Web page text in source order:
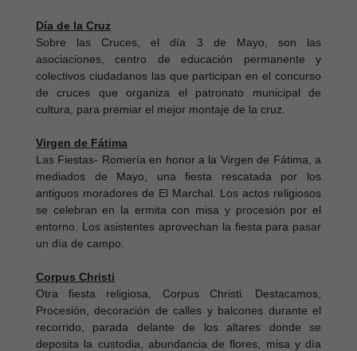
Día de la Cruz
Sobre las Cruces, el día 3 de Mayo, son las
asociaciones, centro de educación permanente y
colectivos ciudadanos las que participan en el concurso
de cruces que organiza el patronato municipal de
cultura, para premiar el mejor montaje de la cruz.
Virgen de Fátima
Las Fiestas- Romería en honor a la Virgen de Fátima, a
mediados de Mayo, una fiesta rescatada por los
antiguos moradores de El Marchal. Los actos religiosos
se celebran en la ermita con misa y procesión por el
entorno. Los asistentes aprovechan la fiesta para pasar
un día de campo.
Corpus Christi
Otra fiesta religiosa, Corpus Christi. Destacamos,
Procesión, decoración de calles y balcones durante el
recorrido, parada delante de los altares donde se
deposita la custodia, abundancia de flores, misa y día